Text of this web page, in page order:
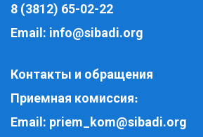
8 (3812) 65-02-22
Email: info@sibadi.org
Контакты и обращения
Приемная комиссия:
Email: priem_kom@sibadi.org